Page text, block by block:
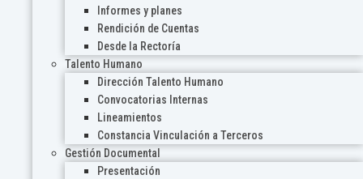
Informes y planes
Rendición de Cuentas
Desde la Rectoría
Talento Humano
Dirección Talento Humano
Convocatorias Internas
Lineamientos
Constancia Vinculación a Terceros
Gestión Documental
Presentación